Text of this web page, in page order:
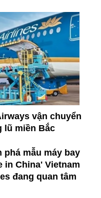
vận chuyển
lũ miền Bắc
phá mẫu máy bay
in China' Vietnam
đang quan tâm